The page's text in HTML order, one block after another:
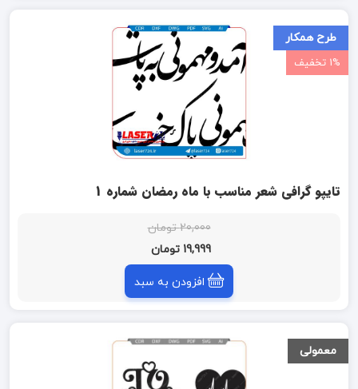
طرح همکار
1% تخفیف
تایپو گرافی شعر مناسب با ماه رمضان شماره 1
20,000 تومان
19,999 تومان
افزودن به سبد
معمولی